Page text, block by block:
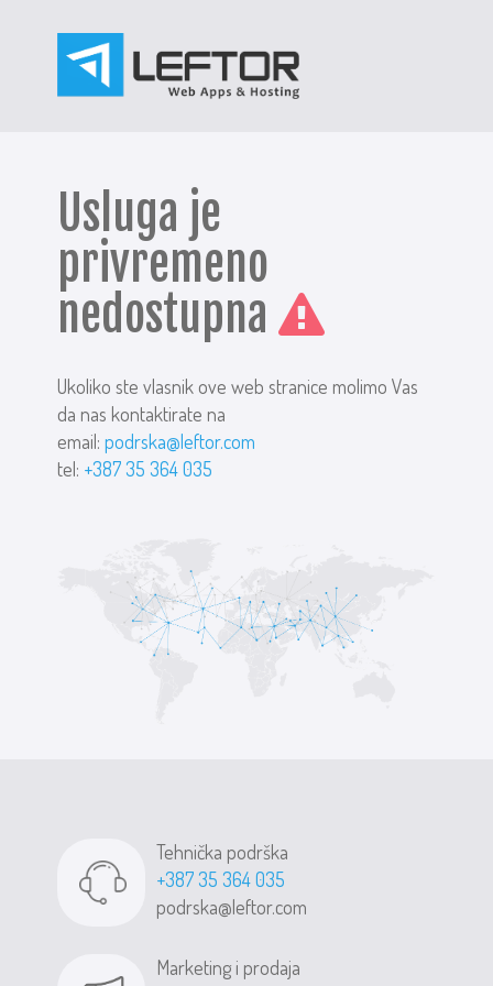
Usluga je
privremeno
nedostupna
Ukoliko ste vlasnik ove web stranice molimo Vas
da nas kontaktirate na
email:podrska@leftor.com
tel: +387 35 364 035
Tehnička podrška
+387 35 364 035
podrska@leftor.com
Marketing i prodaja